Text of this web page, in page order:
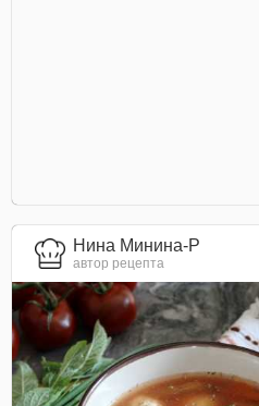
Нина Минина-Р
автор рецепта